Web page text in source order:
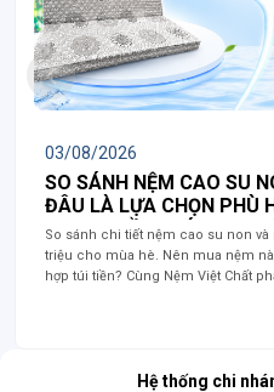
03/08/2026
SO SÁNH NỆM CAO SU
ĐÂU LÀ LỰA CHỌN PHÙ
TRONG TẦM GIÁ 3–5
So sánh chi tiết nệm cao su non
triệu cho mùa hè. Nên mua nệm
hợp túi tiền? Cùng Nệm Việt Chất
Hệ thống chi